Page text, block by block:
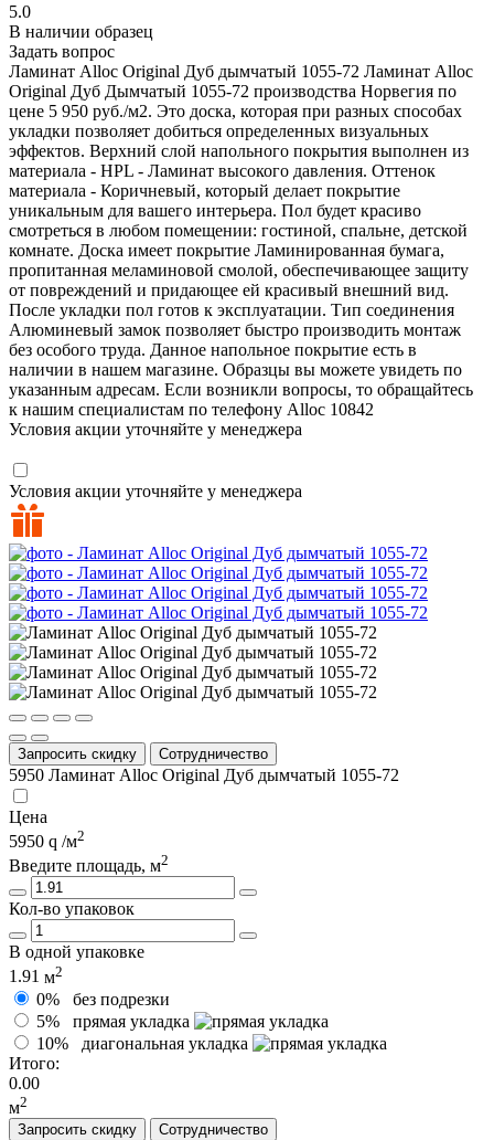
5.0
В наличии образец
Задать вопрос
Ламинат Alloc Original Дуб дымчатый 1055-72 Ламинат Alloc
Original Дуб Дымчатый 1055-72 производства Норвегия по
цене 5 950 руб./м2. Это доска, которая при разных способах
укладки позволяет добиться определенных визуальных
эффектов. Верхний слой напольного покрытия выполнен из
материала - HPL - Ламинат высокого давления. Оттенок
материала - Коричневый, который делает покрытие
уникальным для вашего интерьера. Пол будет красиво
смотреться в любом помещении: гостиной, спальне, детской
комнате. Доска имеет покрытие Ламинированная бумага,
пропитанная меламиновой смолой, обеспечивающее защиту
от повреждений и придающее ей красивый внешний вид.
После укладки пол готов к эксплуатации. Тип соединения
Алюминевый замок позволяет быстро производить монтаж
без особого труда. Данное напольное покрытие есть в
наличии в нашем магазине. Образцы вы можете увидеть по
указанным адресам. Если возникли вопросы, то обращайтесь
к нашим специалистам по телефону Alloc 10842
Условия акции уточняйте у менеджера
Условия акции уточняйте у менеджера
Запросить скидку Сотрудничество
5950 Ламинат Alloc Original Дуб дымчатый 1055-72
Цена
5950
/м2
Введите площадь, м2
Кол-во упаковок
В одной упаковке
1.91 м2
0% без подрезки
5% прямая укладка
10% диагональная укладка
Итого:
0.00
м2
Запросить скидку
Сотрудничество